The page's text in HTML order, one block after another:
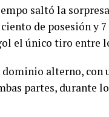
saltó la
de posesión y
el único tiro entre
alterno, con
partes, durante